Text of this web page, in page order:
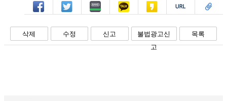
페북 트윗 밴드 카톡 카스 복사 스크랩
삭제 수정 신고
불법광고신
고
목록